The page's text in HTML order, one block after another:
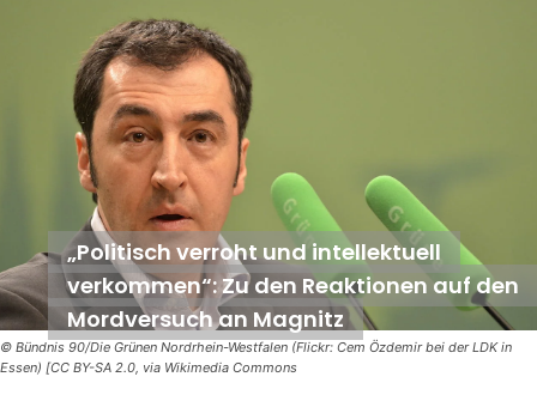
© Bündnis 90/Die Grünen Nordrhein-Westfalen (Flickr: Cem Özdemir bei der LDK in
Essen) [CC BY-SA 2.0, via Wikimedia Commons
„Politisch verroht und intellektuell
verkommen“: Zu den Reaktionen auf den
Mordversuch an Magnitz